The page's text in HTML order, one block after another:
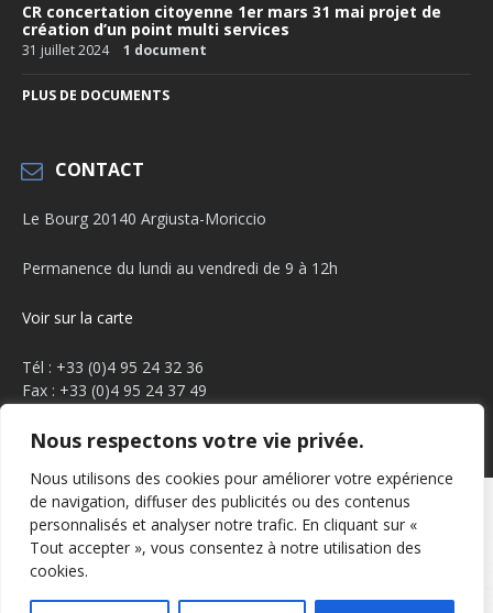
Nous respectons votre vie privée.
Nous utilisons des cookies pour améliorer votre expérience
de navigation, diffuser des publicités ou des contenus
personnalisés et analyser notre trafic. En cliquant sur «
Tout accepter », vous consentez à notre utilisation des
cookies.
CR concertation citoyenne 1er mars 31 mai projet de
création d’un point multi services
31 juillet 2024 1 document
PLUS DE DOCUMENTS
CONTACT
Le Bourg 20140 Argiusta-Moriccio
Permanence du lundi au vendredi de 9 à 12h
Voir sur la carte
Tél : +33 (0)4 95 24 32 36
Fax : +33 (0)4 95 24 37 49
Mentions légales Politique de confidentialité
© 2026 Arghjusta Muricciu